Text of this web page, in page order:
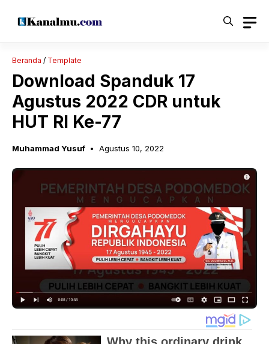
Beranda / Template
Download Spanduk 17
Agustus 2022 CDR untuk
HUT RI Ke-77
Muhammad Yusuf Agustus 10, 2022